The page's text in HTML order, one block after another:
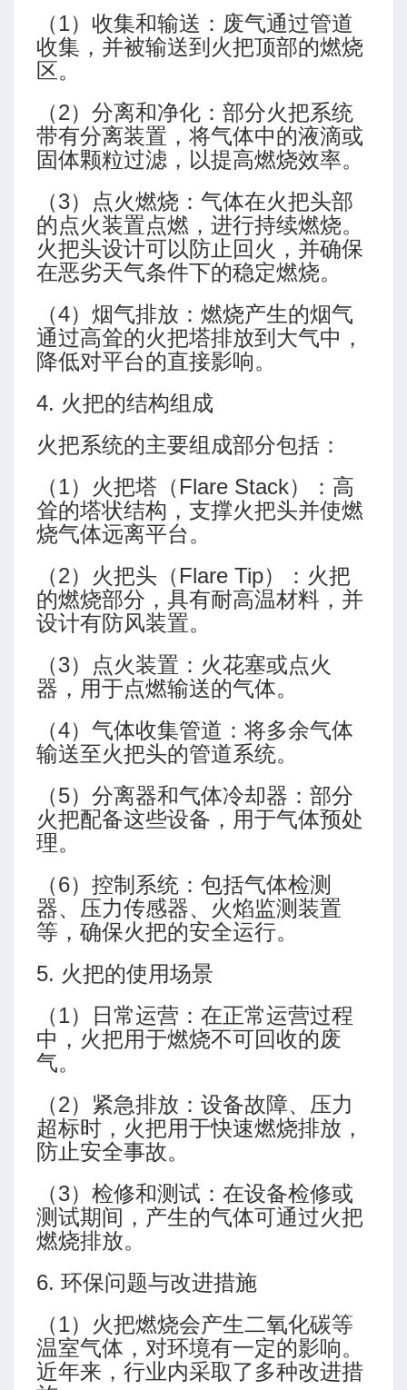
级模式-三段式
高级模式-多靶三段式
高级模式-五段式
高级模式-双增式
简单模式-三段式
单模式-多靶三段式
简单模式-五段式
简单模式-双增式
(Martin Klempa)
充填排量
（1）收集和输送：废气通过管道
收集，并被输送到火把顶部的燃烧
区。
（2）分离和净化：部分火把系统
带有分离装置，将气体中的液滴或
固体颗粒过滤，以提高燃烧效率。
（3）点火燃烧：气体在火把头部
的点火装置点燃，进行持续燃烧。
火把头设计可以防止回火，并确保
在恶劣天气条件下的稳定燃烧。
（4）烟气排放：燃烧产生的烟气
通过高耸的火把塔排放到大气中，
降低对平台的直接影响。
4. 火把的结构组成
火把系统的主要组成部分包括：
（1）火把塔（Flare Stack）：高
耸的塔状结构，支撑火把头并使燃
烧气体远离平台。
（2）火把头（Flare Tip）：火把
的燃烧部分，具有耐高温材料，并
设计有防风装置。
（3）点火装置：火花塞或点火
器，用于点燃输送的气体。
（4）气体收集管道：将多余气体
输送至火把头的管道系统。
（5）分离器和气体冷却器：部分
火把配备这些设备，用于气体预处
理。
（6）控制系统：包括气体检测
器、压力传感器、火焰监测装置
等，确保火把的安全运行。
5. 火把的使用场景
（1）日常运营：在正常运营过程
中，火把用于燃烧不可回收的废
气。
（2）紧急排放：设备故障、压力
超标时，火把用于快速燃烧排放，
防止安全事故。
（3）检修和测试：在设备检修或
测试期间，产生的气体可通过火把
燃烧排放。
6. 环保问题与改进措施
（1）火把燃烧会产生二氧化碳等
温室气体，对环境有一定的影响。
近年来，行业内采取了多种改进措